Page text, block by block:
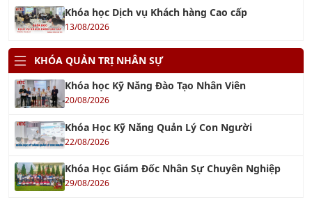
12/01/2023
Tư Vấn Xây Dựng Hệ Thống KPI cho doanh
29/11/2021
TƯ VẤN TÁI CẤU TRÚC DOANH NGHIỆP
18/12/2021
TƯ VẤN 5S
04/10/2016
TƯ VẤN BRC
14/11/2017